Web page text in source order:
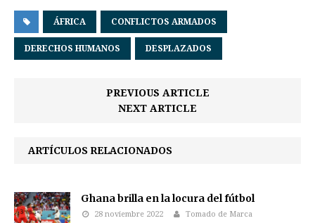
ÁFRICA CONFLICTOS ARMADOS
DERECHOS HUMANOS DESPLAZADOS
PREVIOUS ARTICLE
NEXT ARTICLE
ARTÍCULOS RELACIONADOS
Ghana brilla en la locura del fútbol
28 noviembre 2022 Tomado de Marca